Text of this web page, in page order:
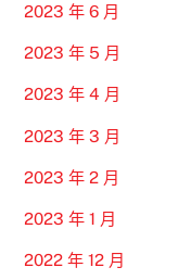
2023 年 6 月
2023 年 5 月
2023 年 4 月
2023 年 3 月
2023 年 2 月
2023 年 1 月
2022 年 12 月